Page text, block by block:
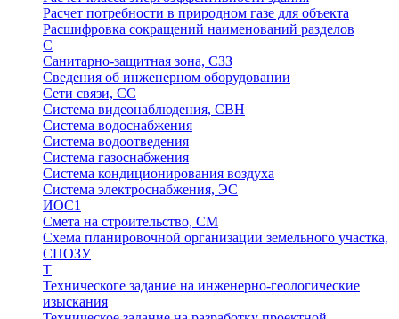
Расчет потребности в природном газе для объекта
Расшифровка сокращений наименований разделов
С
Санитарно-защитная зона, СЗЗ
Сведения об инженерном оборудовании
Сети связи, СС
Система видеонаблюдения, СВН
Система водоснабжения
Система водоотведения
Система газоснабжения
Система кондиционирования воздуха
Система электроснабжения, ЭС
ИОС1
Смета на строительство, СМ
Схема планировочной организации земельного участка,
СПОЗУ
Т
Техническоге задание на инженерно-геологические
изыскания